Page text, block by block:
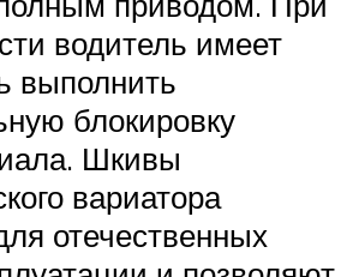
водитель имеет
выполнить
блокировку
Шкивы
вариатора
отечественных